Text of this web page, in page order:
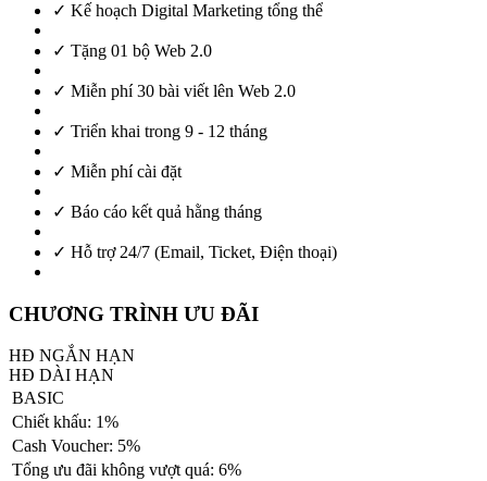
✓ Kế hoạch Digital Marketing tổng thể
✓ Tặng 01 bộ Web 2.0
✓ Miễn phí 30 bài viết lên Web 2.0
✓ Triển khai trong 9 - 12 tháng
✓ Miễn phí cài đặt
✓ Báo cáo kết quả hằng tháng
✓ Hỗ trợ 24/7 (Email, Ticket, Điện thoại)
CHƯƠNG TRÌNH ƯU ĐÃI
HĐ NGẮN HẠN
HĐ DÀI HẠN
BASIC
Chiết khấu: 1%
Cash Voucher: 5%
Tổng ưu đãi không vượt quá: 6%